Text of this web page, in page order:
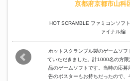
京都府京都市山科
HOT SCRAMBLE ファミコンソフ
ァイナル編
ホットスクランブル製のゲームソ
ていただきました。計1000名の方
品のゲームソフトです。当時の応募
告のポスターもお持ちだったので、